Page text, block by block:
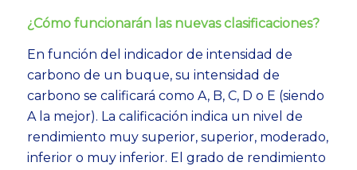
¿Cómo funcionarán las nuevas clasificaciones?
En función del indicador de intensidad de
carbono de un buque, su intensidad de
carbono se calificará como A, B, C, D o E (siendo
A la mejor). La calificación indica un nivel de
rendimiento muy superior, superior, moderado,
inferior o muy inferior. El grado de rendimiento